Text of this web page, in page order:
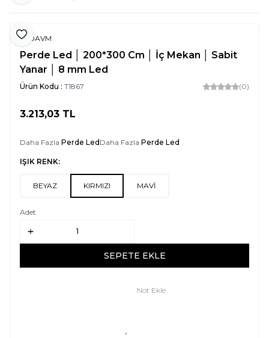
Favoriye Ekle
LEDAVM
Perde Led │ 200*300 Cm │ İç Mekan │ Sabit
Yanar │ 8 mm Led
Ürün Kodu : T1867 (0)
3.213,03 TL
Daha Fazla Perde LedDaha Fazla Perde Led
IŞIK RENK:
BEYAZ KIRMIZI MAVİ
Adet
SEPETE EKLE
Not Ekle